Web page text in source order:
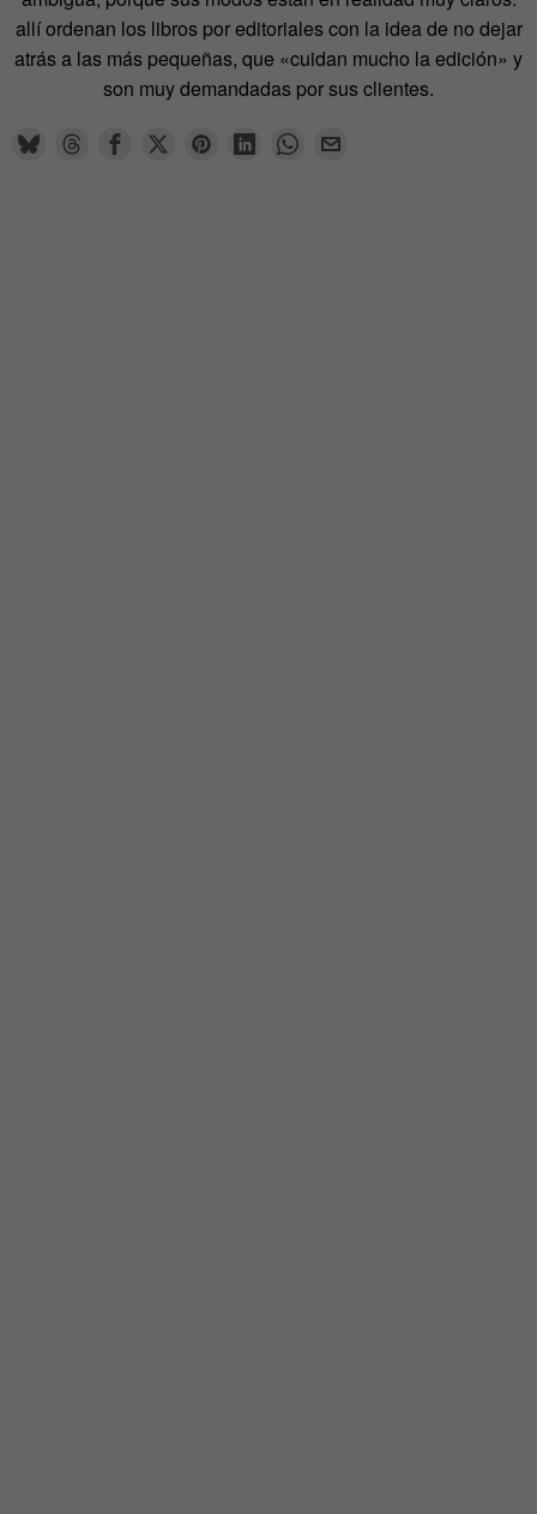
allí ordenan los libros por editoriales con la idea de no dejar
atrás a las más pequeñas, que «cuidan mucho la edición» y
son muy demandadas por sus clientes.